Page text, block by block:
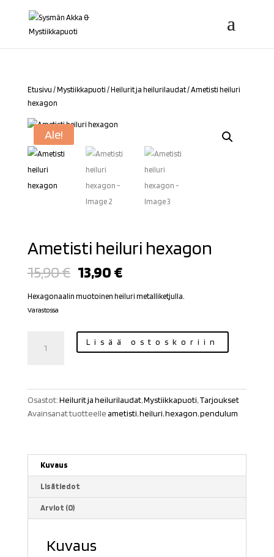
Etusivu /Mystiikkapuoti /Heilurit ja heilurilaudat/ Ametisti heiluri
hexagon
Ale!
Ametisti heiluri hexagon
15,90€ Alkuperäinen
hinta
oli:
13,90€Nykyinen
on:
Hexagonaalin muotoinen heiluri metalliketjulla.
Varastossa
heiluri
Lisää ostoskoriin
Osastot:Heilurit ja heilurilaudat,Mystiikkapuoti,Tarjoukset
Avainsanat tuotteelleametisti,heiluri,hexagon,pendulum
Kuvaus
Lisätiedot
Arviot (0)
Kuvaus